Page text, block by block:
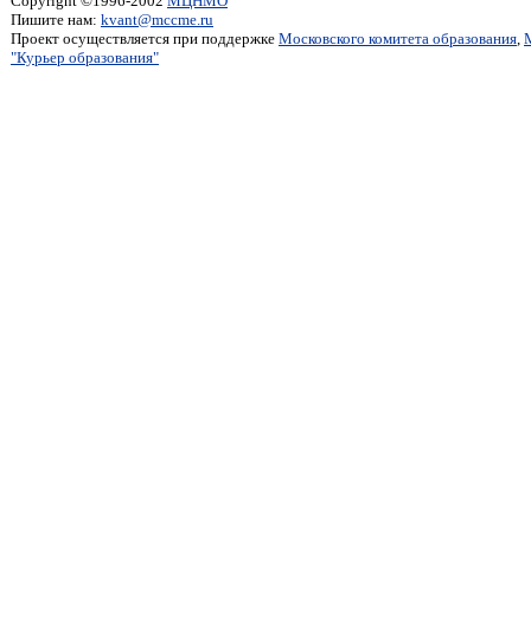
Пишите нам: kvant@mccme.ru
Проект осуществляется при поддержке Московского комитета образования,
"Курьер образования"